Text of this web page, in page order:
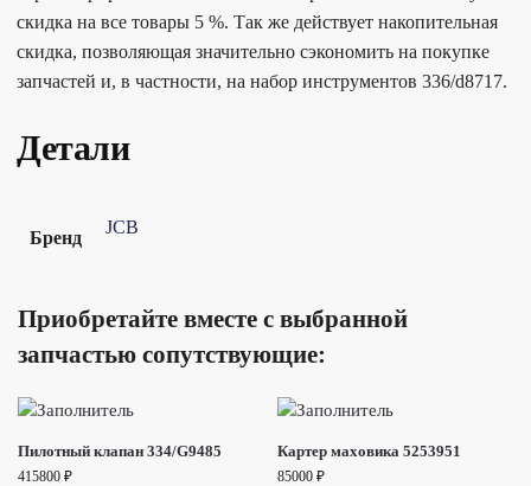
скидка на все товары 5 %. Так же действует накопительная
скидка, позволяющая значительно сэкономить на покупке
запчастей и, в частности, на набор инструментов 336/d8717.
Детали
Бренд
JCB
Приобретайте вместе с выбранной
запчастью сопутствующие:
Пилотный клапан 334/G9485
415800 ₽
Картер маховика 5253951
85000 ₽